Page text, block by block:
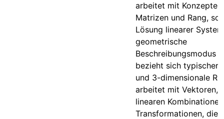
arbeitet mit Konzepten
Matrizen und Rang,
Lösung linearer
geometrische
Beschreibungsmodus
bezieht sich
und 3-dimensionale
arbeitet mit Vektoren,
linearen
Transformationen, die